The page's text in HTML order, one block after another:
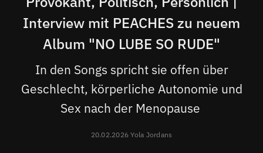
Interview mit PEACHES zu neuem
Album "NO LUBE SO RUDE"
In den Songs spricht sie offen über
Geschlecht, körperliche Autonomie und
Sex nach der Menopause
20.02.2026 Yola Jordans